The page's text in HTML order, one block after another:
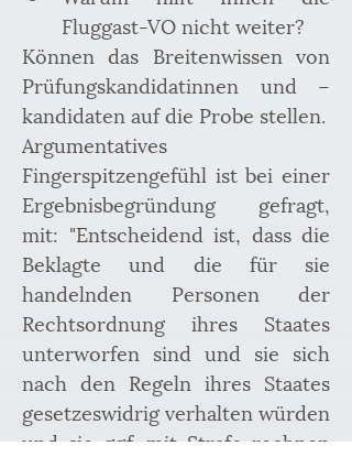
Fluggast-VO nicht weiter?
Können das Breitenwissen von
Prüfungskandidatinnen und –
kandidaten auf die Probe stellen.
Argumentatives
Fingerspitzengefühl ist bei einer
Ergebnisbegründung gefragt,
mit: "Entscheidend ist, dass die
Beklagte und die für sie
handelnden Personen der
Rechtsordnung ihres Staates
unterworfen sind und sie sich
nach den Regeln ihres Staates
gesetzeswidrig verhalten würden
und sie ggf. mit Strafe rechnen